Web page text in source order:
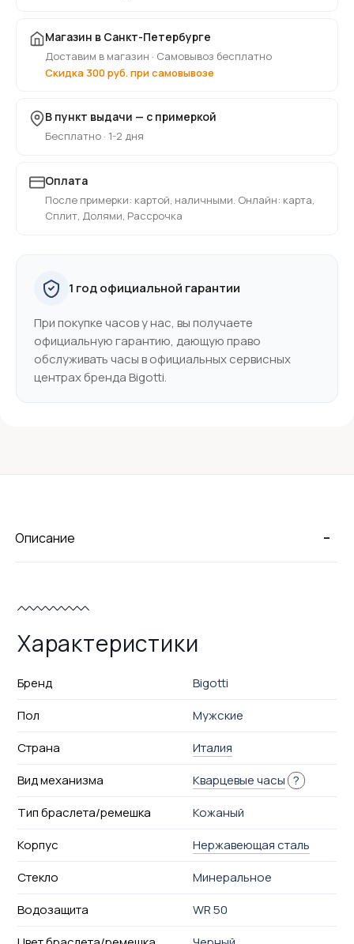
Магазин в Санкт-Петербурге
Доставим в магазин · Самовывоз бесплатно
Скидка 300 руб. при самовывозе
В пункт выдачи — с примеркой
Бесплатно · 1-2 дня
Оплата
После примерки: картой, наличными. Онлайн: карта,
Сплит, Долями, Рассрочка
1 год официальной гарантии
При покупке часов у нас, вы получаете
официальную гарантию, дающую право
обслуживать часы в официальных сервисных
центрах бренда Bigotti.
-
Описание
Характеристики
Бренд
Bigotti
Пол
Мужские
Страна
Италия
Вид механизма
Кварцевые часы ?
Тип браслета/ремешка
Кожаный
Корпус
Нержавеющая сталь
Стекло
Минеральное
Водозащита
WR 50